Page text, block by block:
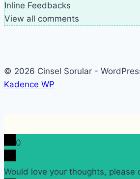
Inline Feedbacks
View all comments
© 2026 Cinsel Sorular -
Kadence WP
0
Would love your thoughts, please